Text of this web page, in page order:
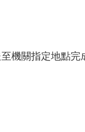
機關指定地點完